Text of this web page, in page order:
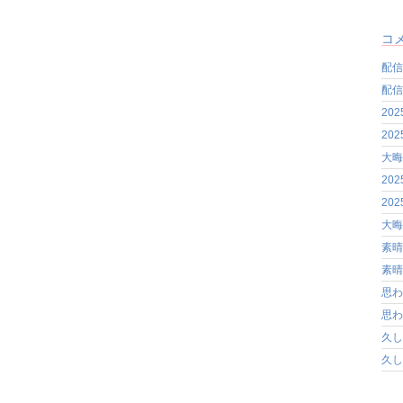
コ
配
配
大
大
素
素
思
思
久
久